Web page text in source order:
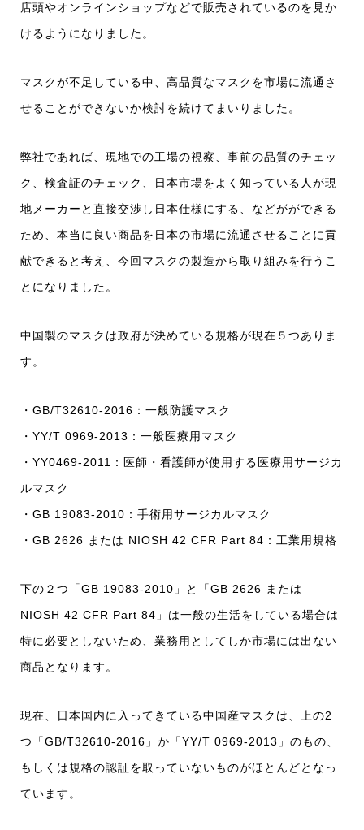
店頭やオンラインショップなどで販売されているのを見か
けるようになりました。
マスクが不足している中、高品質なマスクを市場に流通さ
せることができないか検討を続けてまいりました。
弊社であれば、現地での工場の視察、事前の品質のチェッ
ク、検査証のチェック、日本市場をよく知っている人が現
地メーカーと直接交渉し日本仕様にする、などがができる
ため、本当に良い商品を日本の市場に流通させることに貢
献できると考え、今回マスクの製造から取り組みを行うこ
とになりました。
中国製のマスクは政府が決めている規格が現在５つありま
す。
・GB/T32610-2016：一般防護マスク
・YY/T 0969-2013：一般医療用マスク
・YY0469-2011：医師・看護師が使用する医療用サージカ
ルマスク
・GB 19083-2010：手術用サージカルマスク
・GB 2626 または NIOSH 42 CFR Part 84：工業用規格
下の２つ「GB 19083-2010」と「GB 2626 または
NIOSH 42 CFR Part 84」は一般の生活をしている場合は
特に必要としないため、業務用としてしか市場には出ない
商品となります。
現在、日本国内に入ってきている中国産マスクは、上の2
つ「GB/T32610-2016」か「YY/T 0969-2013」のもの、
もしくは規格の認証を取っていないものがほとんどとなっ
ています。